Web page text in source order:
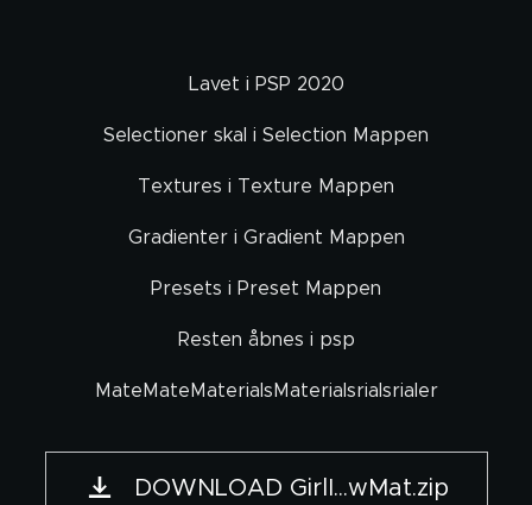
Lavet i PSP 2020
Selectioner skal i Selection Mappen
Textures i Texture Mappen
Gradienter i Gradient Mappen
Presets i Preset Mappen
Resten åbnes i psp
MateMateMaterialsMaterialsrialsrialer
DOWNLOAD GirlI...wMat.zip